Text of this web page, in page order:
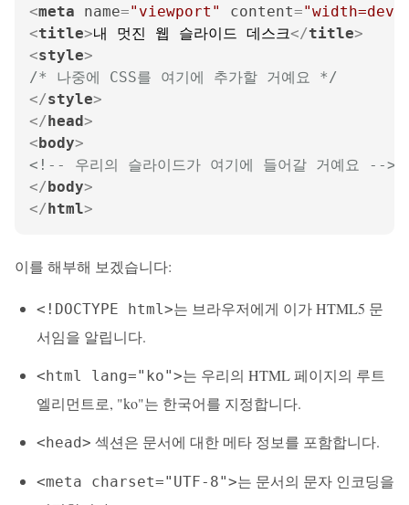
<meta name="viewport" content=
<title>내 멋진 웹 슬라이드 데스크</title>
<style>
/* 나중에 CSS를 여기에 추가할 거예요 */
</style>
</head>
<body>
<!-- 우리의 슬라이드가 여기에 들어갈 거예요 -->
</body>
</html>
이를 해부해 보겠습니다:
<!DOCTYPE html>는 브라우저에게 이가 HTML5 문
서임을 알립니다.
<html lang="ko">는 우리의 HTML 페이지의 루트
엘리먼트로, "ko"는 한국어를 지정합니다.
<head> 섹션은 문서에 대한 메타 정보를 포함합니다.
<meta charset="UTF-8">는 문서의 문자 인코딩을